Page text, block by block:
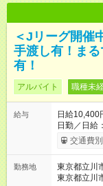
＜Jリーグ開催
手渡し有！ま
有！
アルバイト 職種未
給与
日給10,400
日勤／日給
が週2日以
350円 ■交通費別途全額支給 ※規定あり ■支払方法：日払い └日
⇒希望をお
日給保障あり └
交通費
勤務地
東京都立川
東京都立川